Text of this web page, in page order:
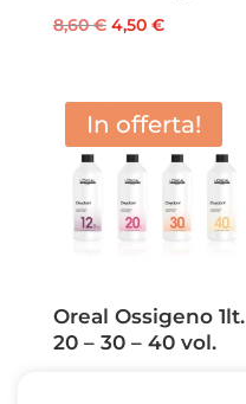
8,60€ Il
era:
8,60 €.
4,50 €Il
è:
4,50 €.
In offerta!
Oreal Ossigeno 1lt.
20 – 30 – 40 vol.